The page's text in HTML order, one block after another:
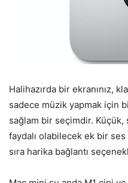
Halihazırda bir ekranınız,
sadece müzik yapmak için
sağlam bir seçimdir.
faydalı olabilecek ek bir ses
sıra harika bağlantı